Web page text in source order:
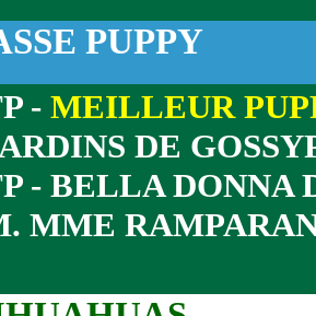
PUPPY
- MEILLEUR
DE
- BELLA DONNA
MME